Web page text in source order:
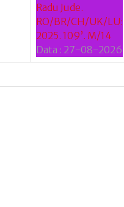
Radu Jude.
RO/BR/CH/UK/LU:
2025. 109’. M/14
Data : 27-08-2026